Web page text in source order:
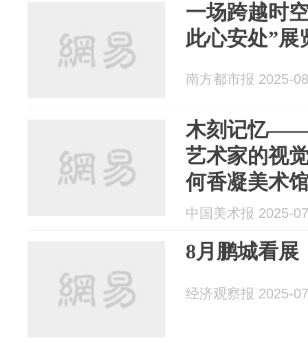
一场跨越时
此心安处”展
南方都市报 2025-
木刻记忆
艺术家的视
何香凝美术
中国美术报 2025-
8月鹏城看展
经济观察报 2025-